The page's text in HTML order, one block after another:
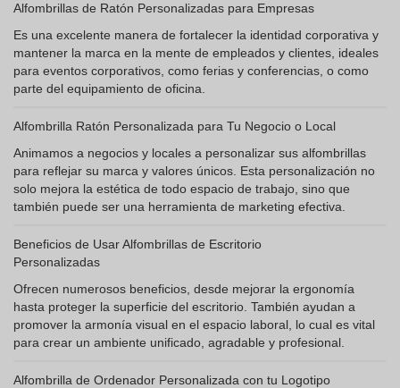
Alfombrillas de Ratón Personalizadas para Empresas
Es una excelente manera de fortalecer la identidad corporativa y
mantener la marca en la mente de empleados y clientes, ideales
para eventos corporativos, como ferias y conferencias, o como
parte del equipamiento de oficina.
Alfombrilla Ratón Personalizada para Tu Negocio o Local
Animamos a negocios y locales a personalizar sus alfombrillas
para reflejar su marca y valores únicos. Esta personalización no
solo mejora la estética de todo espacio de trabajo, sino que
también puede ser una herramienta de marketing efectiva.
Beneficios de Usar Alfombrillas de Escritorio
Personalizadas
Ofrecen numerosos beneficios, desde mejorar la ergonomía
hasta proteger la superficie del escritorio. También ayudan a
promover la armonía visual en el espacio laboral, lo cual es vital
para crear un ambiente unificado, agradable y profesional.
Alfombrilla de Ordenador Personalizada con tu Logotipo